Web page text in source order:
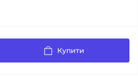
Купити